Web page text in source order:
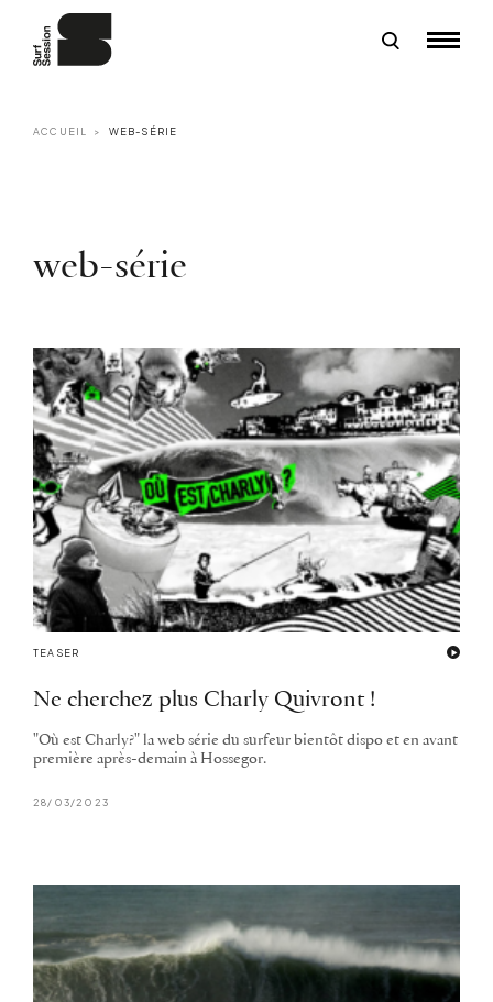
ACCUEIL WEB-SÉRIE
web-série
TEASER
Ne cherchez plus Charly Quivront !
"Où est Charly?" la web série du surfeur bientôt dispo et en avant
première après-demain à Hossegor.
28/03/2023